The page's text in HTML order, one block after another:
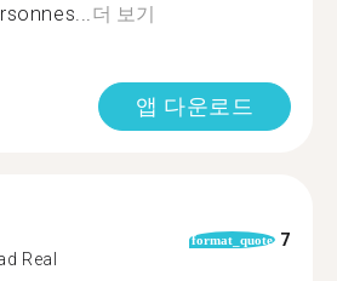
더 보기
앱 다운로드
Real
format_quote 7